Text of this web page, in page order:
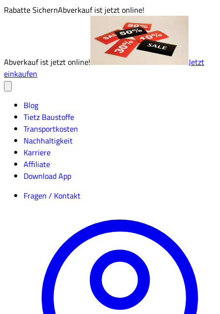
Rabatte SichernAbverkauf ist jetzt online!
Abverkauf ist jetzt online!
Jetzt
einkaufen
Blog
Tietz Baustoffe
Transportkosten
Nachhaltigkeit
Karriere
Affiliate
Download App
Fragen / Kontakt